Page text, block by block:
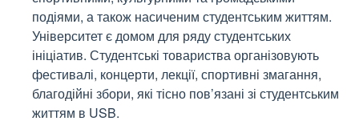
подіями, а також насиченим студентським життям.
Університет є домом для ряду студентських
ініціатив. Студентські товариства організовують
фестивалі, концерти, лекції, спортивні змагання,
благодійні збори, які тісно пов’язані зі студентським
життям в USB.